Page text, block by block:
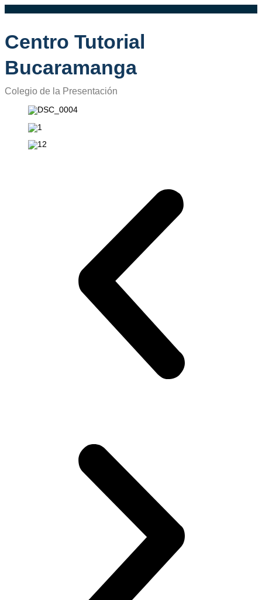
Centro Tutorial
Bucaramanga
Colegio de la Presentación